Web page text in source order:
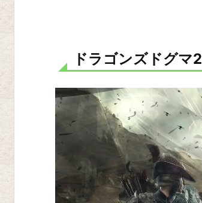
R
N
第
位
ホ
ドラゴンズドグマ2